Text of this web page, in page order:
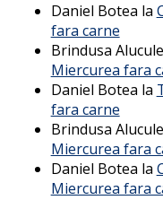
Daniel Botea la
fara carne
Brindusa
Miercurea fara
Daniel Botea la
fara carne
Brindusa
Miercurea fara
Daniel Botea la
Miercurea fara